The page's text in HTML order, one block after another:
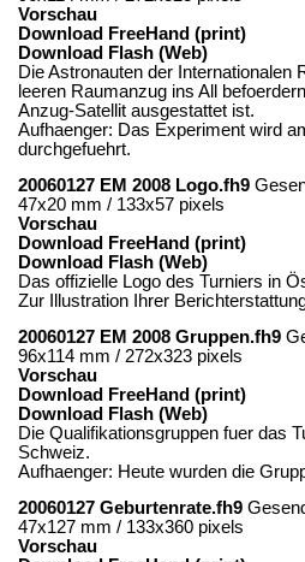
Vorschau
Download FreeHand (print)
Download Flash (Web)
Die Astronauten der Internationalen
leeren Raumanzug ins All
Anzug-Satellit ausgestattet ist.
Aufhaenger: Das Experiment wird
durchgefuehrt.
20060127 EM 2008 Logo.fh9
47x20 mm / 133x57 pixels
Vorschau
Download FreeHand (print)
Download Flash (Web)
Das offizielle Logo des Turniers in
Zur Illustration Ihrer
20060127 EM 2008 Gruppen.fh9
96x114 mm / 272x323 pixels
Vorschau
Download FreeHand (print)
Download Flash (Web)
Die Qualifikationsgruppen fuer das
Schweiz.
Aufhaenger: Heute wurden die
20060127 Geburtenrate.fh9
47x127 mm / 133x360 pixels
Vorschau